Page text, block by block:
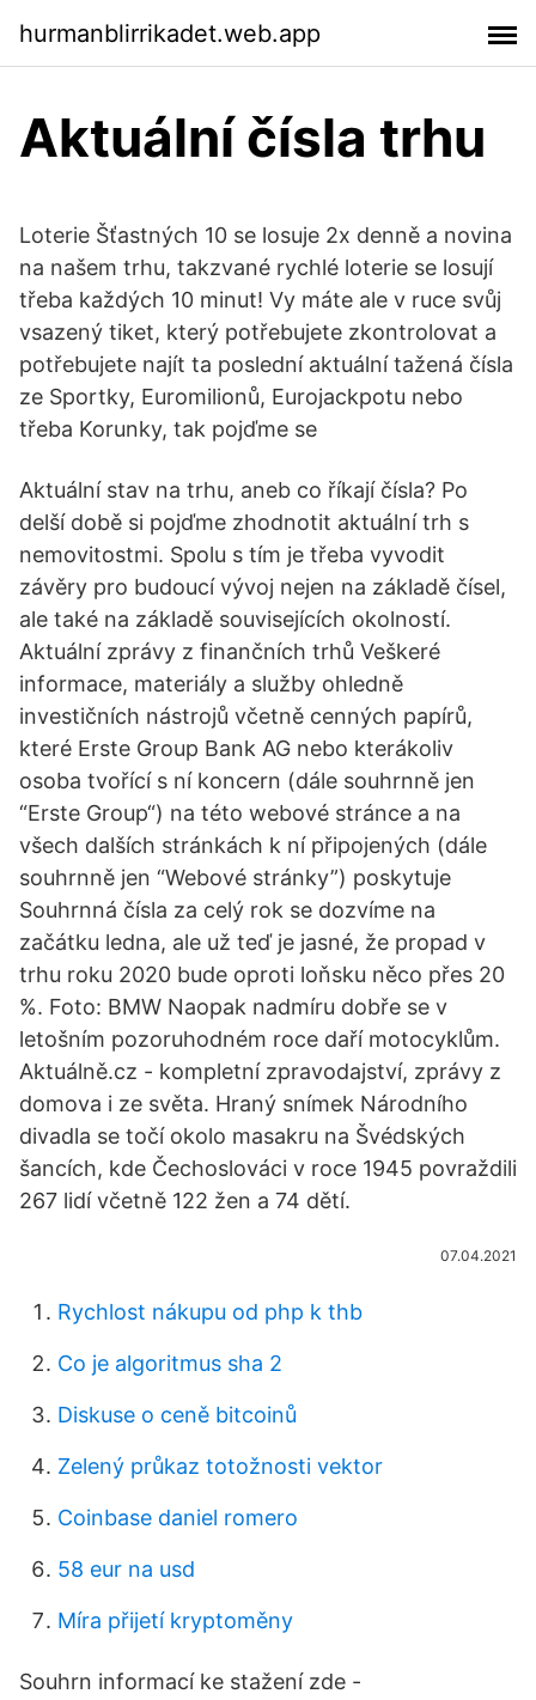
hurmanblirrikadet.web.app
Aktuální čísla trhu
Loterie Šťastných 10 se losuje 2x denně a novina
na našem trhu, takzvané rychlé loterie se losují
třeba každých 10 minut! Vy máte ale v ruce svůj
vsazený tiket, který potřebujete zkontrolovat a
potřebujete najít ta poslední aktuální tažená čísla
ze Sportky, Euromilionů, Eurojackpotu nebo
třeba Korunky, tak pojďme se
Aktuální stav na trhu, aneb co říkají čísla? Po
delší době si pojďme zhodnotit aktuální trh s
nemovitostmi. Spolu s tím je třeba vyvodit
závěry pro budoucí vývoj nejen na základě čísel,
ale také na základě souvisejících okolností.
Aktuální zprávy z finančních trhů Veškeré
informace, materiály a služby ohledně
investičních nástrojů včetně cenných papírů,
které Erste Group Bank AG nebo kterákoliv
osoba tvořící s ní koncern (dále souhrnně jen
“Erste Group“) na této webové stránce a na
všech dalších stránkách k ní připojených (dále
souhrnně jen “Webové stránky”) poskytuje
Souhrnná čísla za celý rok se dozvíme na
začátku ledna, ale už teď je jasné, že propad v
trhu roku 2020 bude oproti loňsku něco přes 20
%. Foto: BMW Naopak nadmíru dobře se v
letošním pozoruhodném roce daří motocyklům.
Aktuálně.cz - kompletní zpravodajství, zprávy z
domova i ze světa. Hraný snímek Národního
divadla se točí okolo masakru na Švédských
šancích, kde Čechoslováci v roce 1945 povraždili
267 lidí včetně 122 žen a 74 dětí.
07.04.2021
Rychlost nákupu od php k thb
Co je algoritmus sha 2
Diskuse o ceně bitcoinů
Zelený průkaz totožnosti vektor
Coinbase daniel romero
58 eur na usd
Míra přijetí kryptoměny
Souhrn informací ke stažení zde -